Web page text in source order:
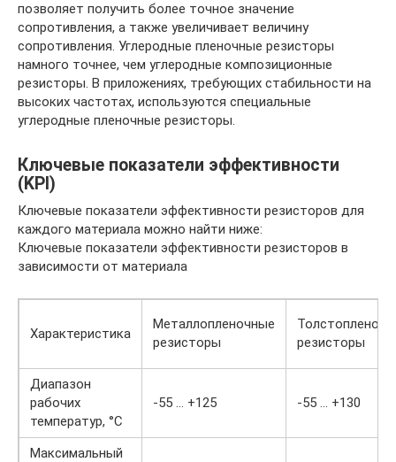
позволяет получить более точное значение
сопротивления, а также увеличивает величину
сопротивления. Углеродные пленочные резисторы
намного точнее, чем углеродные композиционные
резисторы. В приложениях, требующих стабильности на
высоких частотах, используются специальные
углеродные пленочные резисторы.
Ключевые показатели эффективности
(KPI)
Ключевые показатели эффективности резисторов для
каждого материала можно найти ниже:
Ключевые показатели эффективности резисторов в
зависимости от материала
Характеристика
Металлопленочные
резисторы
резисторы
Диапазон
рабочих
температур, °C
-55 … +125 -55 … +130
Максимальный